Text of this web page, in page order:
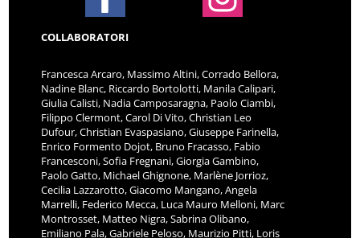
COLLABORATORI
Francesca Arcaro, Massimo Altini, Corrado Bellora,
Nadine Blanc, Riccardo Bortolotti, Manila Calipari,
Giulia Calisti, Nadia Camposaragna, Paolo Ciambi,
Filippo Clermont, Carol Di Vito, Christian Leo
Dufour, Christian Evaspasiano, Giuseppe Farinella,
Enrico Formento Dojot, Bruno Fracasso, Fabio
Francesconi, Sofia Fregnani, Giorgia Gambino,
Paolo Gatto, Michael Ghignone, Marlène Jorrioz,
Cecilia Lazzarotto, Giacomo Mangano, Angela
Marrelli, Federico Mecca, Luca Mauro Melloni, Marc
Montrosset, Matteo Nigra, Sabrina Olibano,
Emiliano Pala, Gabriele Peloso, Maurizio Pitti, Loris